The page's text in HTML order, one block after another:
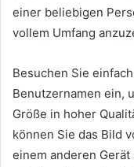
einer beliebigen
vollem Umfang
Besuchen Sie
Benutzernamen ein,
Größe in hoher
können Sie das Bild
einem anderen